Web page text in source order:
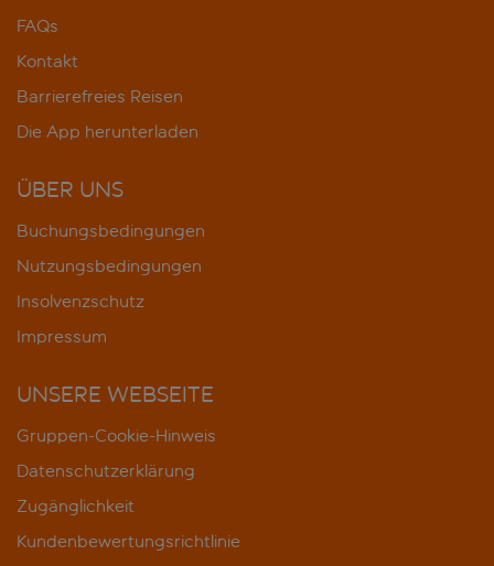
FAQs
Kontakt
Barrierefreies Reisen
Die App herunterladen
ÜBER UNS
Buchungsbedingungen
Nutzungsbedingungen
Insolvenzschutz
Impressum
UNSERE WEBSEITE
Gruppen-Cookie-Hinweis
Datenschutzerklärung
Zugänglichkeit
Kundenbewertungsrichtlinie